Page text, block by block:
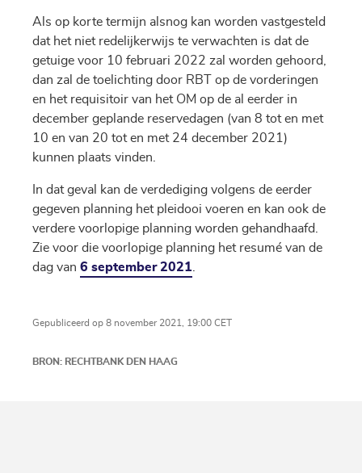
Als op korte termijn alsnog kan worden vastgesteld
dat het niet redelijkerwijs te verwachten is dat de
getuige voor 10 februari 2022 zal worden gehoord,
dan zal de toelichting door RBT op de vorderingen
en het requisitoir van het OM op de al eerder in
december geplande reservedagen (van 8 tot en met
10 en van 20 tot en met 24 december 2021)
kunnen plaats vinden.
In dat geval kan de verdediging volgens de eerder
gegeven planning het pleidooi voeren en kan ook de
verdere voorlopige planning worden gehandhaafd.
Zie voor die voorlopige planning het resumé van de
dag van 6 september 2021.
Gepubliceerd op 8 november 2021, 19:00 CET
BRON: RECHTBANK DEN HAAG